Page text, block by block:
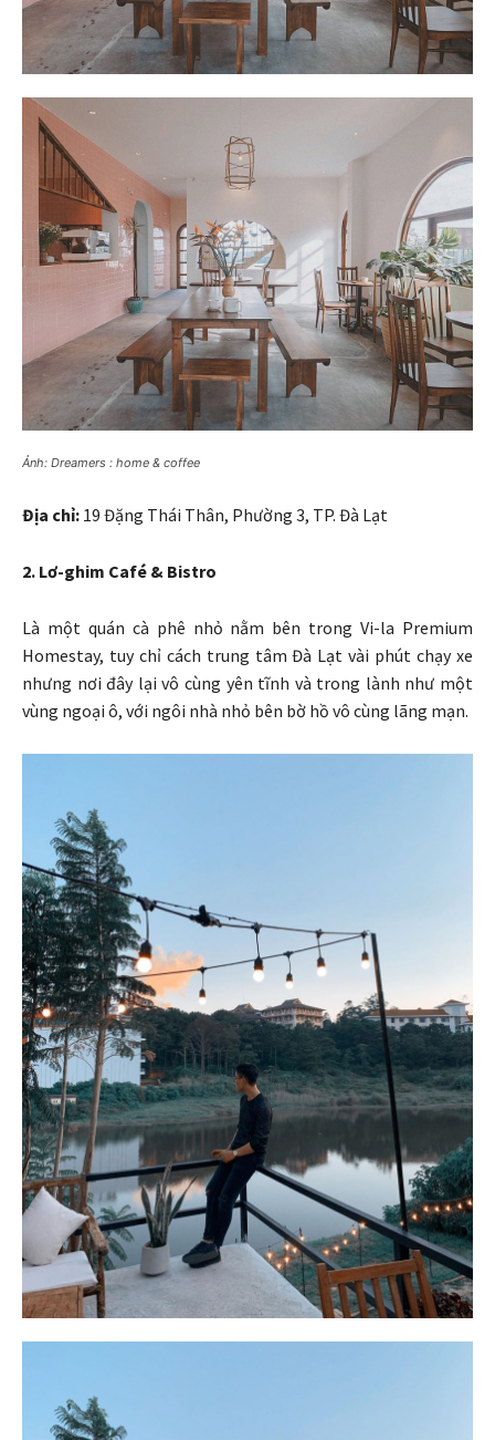
Ảnh: Dreamers : home & coffee
Địa chỉ: 19 Đặng Thái Thân, Phường 3, TP. Đà Lạt
2. Lơ-ghim Café & Bistro
Là một quán cà phê nhỏ nằm bên trong Vi-la Premium
Homestay, tuy chỉ cách trung tâm Đà Lạt vài phút chạy xe
nhưng nơi đây lại vô cùng yên tĩnh và trong lành như một
vùng ngoại ô, với ngôi nhà nhỏ bên bờ hồ vô cùng lãng mạn.